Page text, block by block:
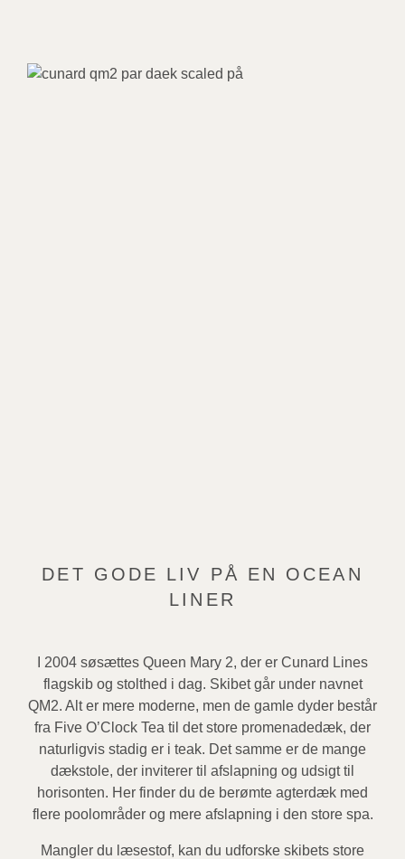
DET GODE LIV PÅ EN OCEAN
LINER
I 2004 søsættes Queen Mary 2, der er Cunard Lines
flagskib og stolthed i dag. Skibet går under navnet
QM2. Alt er mere moderne, men de gamle dyder består
fra Five O’Clock Tea til det store promenadedæk, der
naturligvis stadig er i teak. Det samme er de mange
dækstole, der inviterer til afslapning og udsigt til
horisonten. Her finder du de berømte agterdæk med
flere poolområder og mere afslapning i den store spa.
Mangler du læsestof, kan du udforske skibets store